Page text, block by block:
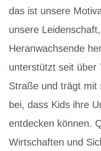
das ist unsere
unsere
Heranwachsende
unterstützt seit über
Straße und trägt mit
bei, dass Kids ihre
entdecken können.
Wirtschaften und